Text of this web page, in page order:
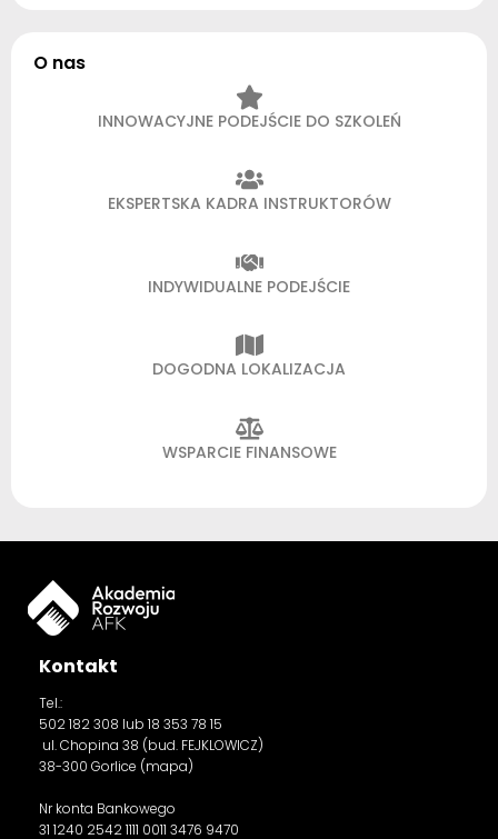
O nas
INNOWACYJNE PODEJŚCIE DO SZKOLEŃ
EKSPERTSKA KADRA INSTRUKTORÓW
INDYWIDUALNE PODEJŚCIE
DOGODNA LOKALIZACJA
WSPARCIE FINANSOWE
Kontakt
Tel.:
502 182 308 lub 18 353 78 15
ul. Chopina 38 (bud. FEJKLOWICZ)
38-300 Gorlice (mapa)
Nr konta Bankowego
31 1240 2542 1111 0011 3476 9470